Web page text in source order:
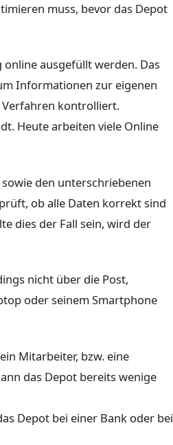
muss, bevor das Depot
ausgefüllt werden. Das
Informationen zur eigenen
Verfahren kontrolliert.
Heute arbeiten viele Online
den unterschriebenen
ob alle Daten korrekt sind
dies der Fall sein, wird der
nicht über die Post,
oder seinem Smartphone
Mitarbeiter, bzw. eine
das Depot bereits wenige
Depot bei einer Bank oder bei